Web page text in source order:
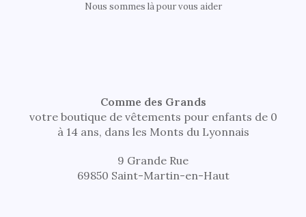
Nous sommes là pour vous aider
Comme des Grands
votre boutique de vêtements pour enfants de 0
à 14 ans, dans les Monts du Lyonnais
9 Grande Rue
69850 Saint-Martin-en-Haut